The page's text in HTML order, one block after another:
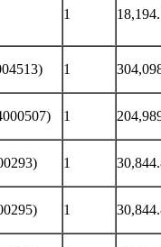
1
1
1
1
1